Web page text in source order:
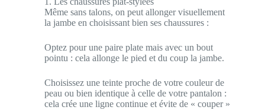
Même sans talons, on peut allonger visuellement
la jambe en choisissant bien ses chaussures :
Optez pour une paire plate mais avec un bout
pointu : cela allonge le pied et du coup la jambe.
Choisissez une teinte proche de votre couleur de
peau ou bien identique à celle de votre pantalon :
cela crée une ligne continue et évite de « couper »